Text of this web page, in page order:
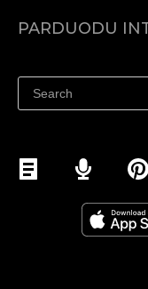
Kainodara
PARDUODU
Parduodu Facebook
Parduodu Instagram